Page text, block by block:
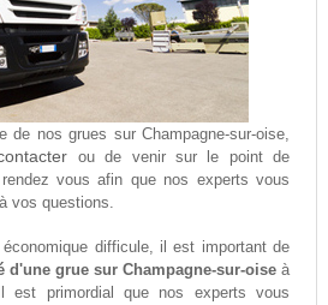
de nos grues sur Champagne-sur-oise,
ou de venir sur le point de
vous afin que nos experts vous
vos questions.
difficule, il est important de
d'une grue sur Champagne-sur-oise à
est primordial que nos experts vous